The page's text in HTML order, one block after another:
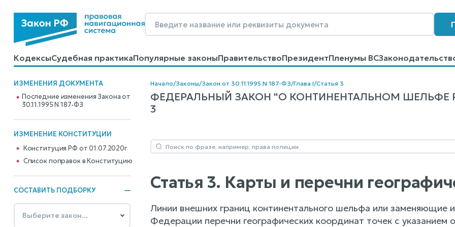
КодексыСудебная практикаПопулярные законыПравительствоПрезидентПленумы ВС
КалькуляторыСправочные материалыОбразцы договоровКонтактыПомощьПоиск
ИЗМЕНЕНИЯ ДОКУМЕНТА
Последние изменения Закона от
30.11.1995 N 187-ФЗ
ИЗМЕНЕНИЕ КОНСТИТУЦИИ
Конституция РФ от 01.07.2020г
Cписок поправок в Конституцию
СОСТАВИТЬ ПОДБОРКУ
Начало/Законы/Закон от 30.11.1995 N 187-ФЗ/Глава I/Статья 3
ФЕДЕРАЛЬНЫЙ ЗАКОН "О КОНТИНЕНТАЛЬНОМ ШЕЛЬФЕ
3
Статья 3. Карты и перечни
Линии внешних границ континентального шельфа или заменяющие
Федерации перечни географических координат точек с указанием